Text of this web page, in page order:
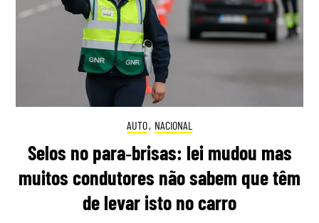
AUTO, NACIONAL
Selos no para‑brisas: lei mudou mas
muitos condutores não sabem que têm
de levar isto no carro